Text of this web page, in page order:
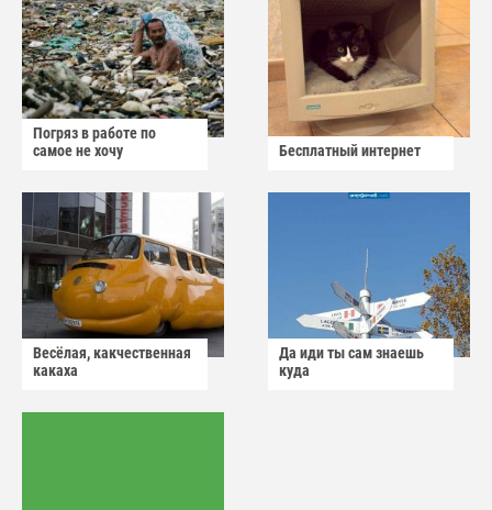
Погряз в работе по
самое не хочу
Бесплатный интернет
Весёлая, какчественная
какаха
Да иди ты сам знаешь
куда